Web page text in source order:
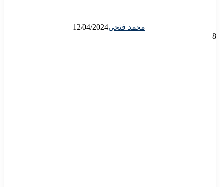
محمد فتحى12/04/2024
8